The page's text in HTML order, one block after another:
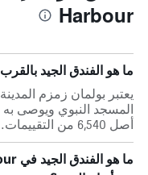
Harbour
ما هو الفندق الجيد
يعتبر بولمان زمزم
أصل 6,540 من التقييمات.